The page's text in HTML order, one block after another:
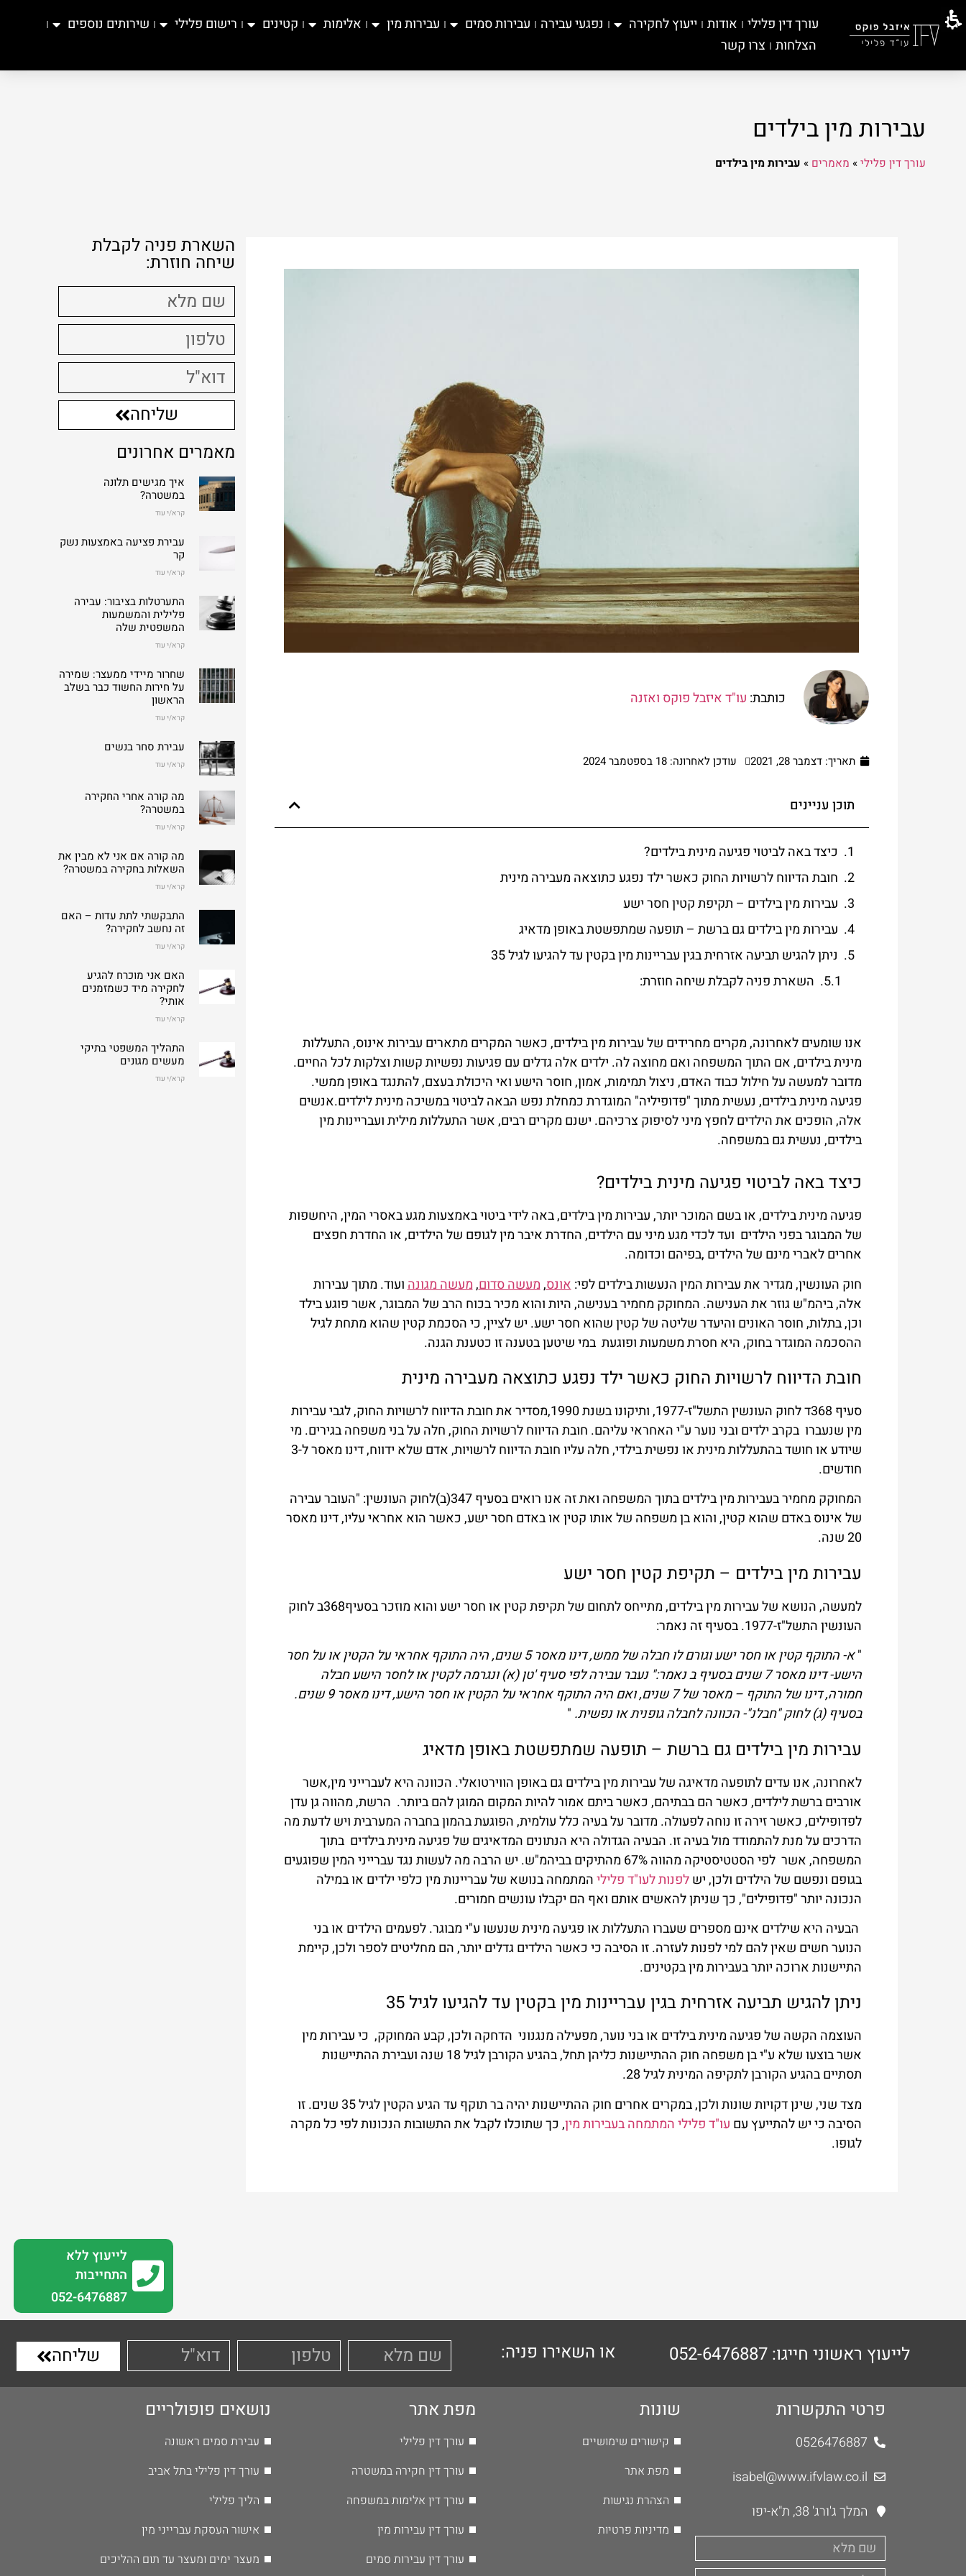
עורך דין פלילי אודות ייעוץ לחקירה נפגעי עבירה עבירות סמים עבירות מין אלימות קטינים רישום פלילי
שירותים נוספים
הצלחות צרו קשר
עבירות מין בילדים
עורך דין פלילי» מאמרים » עבירות מין בילדים
כותבת: עו"ד איזבל פוקס ואזנה
תאריך:דצמבר 28, 2021 עודכן לאחרונה: 18 בספטמבר 2024
תוכן עניינים
כיצד באה לביטוי פגיעה מינית בילדים?
חובת הדיווח לרשויות החוק כאשר ילד נפגע כתוצאה מעבירה מינית
עבירות מין בילדים – תקיפת קטין חסר ישע
עבירות מין בילדים גם ברשת – תופעה שמתפשטת באופן מדאיג
ניתן להגיש תביעה אזרחית בגין עבריינות מין בקטין עד להגיעו לגיל 35
השארת פניה לקבלת שיחה חוזרת:
אנו שומעים לאחרונה, מקרים מחרידים של עבירות מין בילדים, כאשר המקרים מתארים עבירות אינוס, התעללות
מינית בילדים, אם התוך המשפחה ואם מחוצה לה. ילדים אלה גדלים עם פגיעות נפשיות קשות וצלקות לכל החיים.
מדובר למעשה על חילול כבוד האדם, ניצול תמימות, אמון, חוסר הישע ואי היכולת בעצם, להתנגד באופן ממשי.
פגיעה מינית בילדים, נעשית מתוך "פדופיליה" המוגדרת כמחלת נפש הבאה לביטוי במשיכה מינית לילדים.אנשים
אלה, הופכים את הילדים לחפץ מיני לסיפוק צרכיהם. ישנם מקרים רבים, אשר התעללות מילית ועבריינות מין
בילדים, נעשית גם במשפחה.
כיצד באה לביטוי פגיעה מינית בילדים?
פגיעה מינית בילדים, או בשם המוכר יותר, עבירות מין בילדים, באה לידי ביטוי באמצעות מגע באסרי המין, היחשפות
של המבוגר בפני הילדים ועד לכדי מגע מיני עם הילדים, החדרת איבר מין לגופם של הילדים, או החדרת חפצים
אחרים לאברי מינם של הילדים ,בפיהם וכדומה.
חוק העונשין, מגדיר את עבירות המין הנעשות בילדים לפי:אונס,מעשה סדום,מעשה מגונהועוד. מתוך עבירות
אלה, ביהמ"ש גוזר את הענישה. המחוקק מחמיר בענישה, היות והוא מכיר בכוח הרב של המבוגר, אשר פוגע בילד
וכן, בתלות, חוסר האונים והיעדר שליטה של קטין שהוא חסר ישע. יש לציין, כי הסכמת קטין שהוא מתחת לגיל
ההסכמה המוגדר בחוק, היא חסרת משמעות ופוגעת במי שיטען בטענה זו כטענת הגנה.
חובת הדיווח לרשויות החוק כאשר ילד נפגע כתוצאה מעבירה מינית
סעיף 368ד לחוק העונשין התשל"ז-1977, ותיקונו בשנת 1990,מסדיר את חובת הדיווח לרשויות החוק, לגבי עבירות
מין שנעברו בקרב ילדים ובני נוער ע"י האחראי עליהם. חובת הדיווח לרשויות החוק, חלה על בני משפחה בגירים. מי
שיודע או חושד בהתעללות מינית או נפשית בילדי, חלה עליו חובת הדיווח לרשויות, אדם שלא ידווח, דינו מאסר ל-3
חודשים.
המחוקק מחמיר בעבירות מין בילדים בתוך המשפחה ואת זה אנו רואים בסעיף 347(ב)לחוק העונשין: "העובר עבירה
של אינוס באדם שהוא קטין, והוא בן משפחה של אותו קטין או באדם חסר ישע, כאשר הוא אחראי עליו, דינו מאסר
20 שנה.
עבירות מין בילדים – תקיפת קטין חסר ישע
למעשה, הנושא של עבירות מין בילדים, מתייחס לתחום של תקיפת קטין או חסר ישע והוא מוזכר בסעיף368ב לחוק
העונשין התשל"ז-1977. בסעיף זה נאמר:
"
א- התוקף קטין או חסר ישע וגורם לו חבלה של ממש, דינו מאסר 5 שנים, היה התוקף אחראי על הקטין או על חסר
הישע- דינו מאסר 7 שנים בסעיף ב נאמר:" נעבר עבירה לפי סעיף 'טן (א) ונגרמה לקטין או לחסר הישע חבלה
חמורה, דינו של התוקף – מאסר של 7 שנים, ואם היה התוקף אחראי על הקטין או חסר הישע, דינו מאסר 9 שנים.
בסעיף (ג) לחוק "חבלנ"- הכוונה לחבלה גופנית או נפשית. "
עבירות מין בילדים גם ברשת – תופעה שמתפשטת באופן מדאיג
לאחרונה, אנו עדים לתופעה מדאיגה של עבירות מין בילדים גם באופן הווירטואלי. הכוונה היא לעברייני מין,אשר
אורבים ברשת לילדים, כאשר הם בבתיהם, כאשר ביתם אמור להיות המקום המוגן להם ביותר. הרשת, מהווה גן עדן
לפדופילים, כאשר זירה זו נוחה לפעולה. מדובר על בעיה כלל עולמית, הפוגעת בהמון בחברה המערבית ויש לדעת מה
הדרכים על מנת להתמודד מול בעיה זו. הבעיה הגדולה היא הנתונים המדאיגים של פגיעה מינית בילדים בתוך
המשפחה, אשר לפי הסטטיסטיקה מהווה 67% מהתיקים בביהמ"ש. יש הרבה מה לעשות נגד עברייני המין שפוגעים
בגופם ונפשם של הילדים ולכן, ישלפנות לעו"ד פליליהמתמחה בנושא של עבריינות מין כלפי ילדים או במילה
הנכונה יותר "פדופילים", כך שניתן להאשים אותם ואף הם יקבלו עונשים חמורים.
הבעיה היא שילדים אינם מספרים שעברו התעללות או פגיעה מינית שנעשו ע"י מבוגר. לפעמים הילדים או בני
הנוער חשים שאין להם למי לפנות לעזרה. זו הסיבה כי כאשר הילדים גדלים יותר, הם מחליטים לספר ולכן, קיימת
התיישנות ארוכה יותר בעבירות מין בקטינים.
ניתן להגיש תביעה אזרחית בגין עבריינות מין בקטין עד להגיעו לגיל 35
העוצמה הקשה של פגיעה מינית בילדים או בני נוער, מפעילה מנגנוני הדחקה ולכן, קבע המחוקק, כי עבירות מין
אשר בוצעו שלא ע"י בן משפחה חוק ההתיישנות כליהן תחל, בהגיע הקורבן לגיל 18 שנה ועבירת ההתיישנות
תסתיים בהגיע הקורבן לתקיפה המינית לגיל 28.
מצד שני, שינן דקויות שונות ולכן, במקרים אחרים חוק ההתיישנות יהיה בר תוקף עד הגיע הקטין לגיל 35 שנים. זו
הסיבה כי יש להתייעץ עם עו"ד פלילי המתמחה בעבירות מין, כך שתוכלו לקבל את התשובות הנכונות לפי כל מקרה
לגופו.
השארת פניה לקבלת
שיחה חוזרת:
שליחה
מאמרים אחרונים
איך מגישים תלונה
במשטרה?
קרא/י עוד
עבירת פציעה באמצעות נשק
קר
קרא/י עוד
התערטלות בציבור: עבירה
פלילית והמשמעות
המשפטית שלה
קרא/י עוד
שחרור מיידי ממעצר: שמירה
על חירות החשוד כבר בשלב
הראשון
קרא/י עוד
עבירת סחר בנשים
קרא/י עוד
מה קורה אחרי החקירה
במשטרה?
קרא/י עוד
מה קורה אם אני לא מבין את
השאלות בחקירה במשטרה?
קרא/י עוד
התבקשתי לתת עדות – האם
זה נחשב לחקירה?
קרא/י עוד
האם אני מוכרח להגיע
לחקירה מיד כשמזמנים
אותי?
קרא/י עוד
התהליך המשפטי בתיקי
מעשים מגונים
קרא/י עוד
לייעוץ ללא
התחייבות
052-6476887
לייעוץ ראשוני חייגו: 052-6476887 או השאירו פניה: שליחה
פרטי התקשרות
0526476887
isabel@www.ifvlaw.co.il
המלך ג'ורג' 38, ת"א-יפו
שונות
קישורים שימושיים
מפת אתר
הצהרת נגישות
מדיניות פרטיות
מפת אתר
עורך דין פלילי
עורך דין חקירה במשטרה
עורך דין אלימות במשפחה
עורך דין עבירות מין
עורך דין עבירות סמים
נושאים פופולריים
עבירת סמים ראשונה
עורך דין פלילי בתל אביב
הליך פלילי
אישור העסקת עברייני מין
מעצר ימים ומעצר עד תום ההליכים